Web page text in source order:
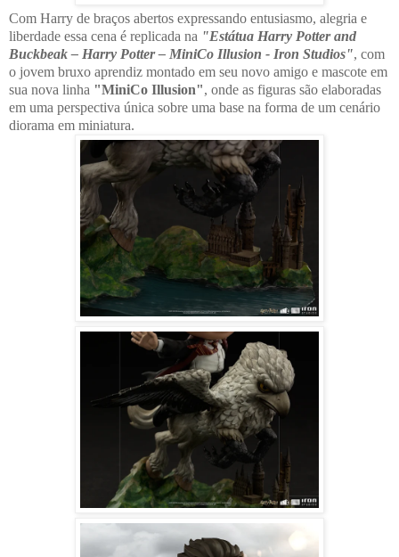
Com Harry de braços abertos expressando entusiasmo, alegria e
liberdade essa cena é replicada na "Estátua Harry Potter and
Buckbeak – Harry Potter – MiniCo Illusion - Iron Studios", com
o jovem bruxo aprendiz montado em seu novo amigo e mascote em
sua nova linha "MiniCo Illusion", onde as figuras são elaboradas
em uma perspectiva única sobre uma base na forma de um cenário
diorama em miniatura.